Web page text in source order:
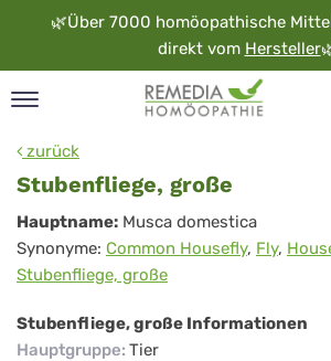
🌿Über 7000 homöopathische
direkt vom Hersteller
zurück
Stubenfliege, große
Stubenfliege,
große
Hauptname: Musca domestica
Synonyme: Common Housefly, Fly,
Stubenfliege, große
Stubenfliege, große Informationen
Hauptgruppe: Tier